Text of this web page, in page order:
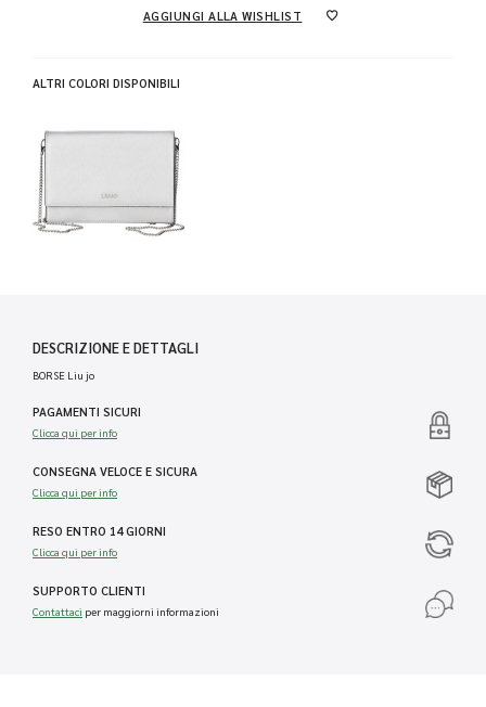
AGGIUNGI ALLA WISHLIST
ALTRI COLORI DISPONIBILI
DESCRIZIONE E DETTAGLI
BORSE Liu jo
PAGAMENTI SICURI
Clicca qui per info
CONSEGNA VELOCE E SICURA
Clicca qui per info
RESO ENTRO 14 GIORNI
Clicca qui per info
SUPPORTO CLIENTI
Contattaci per maggiorni informazioni